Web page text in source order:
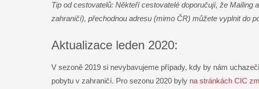
Tip od cestovatelů: Někteří cestovatelé doporučují, že
zahraničí), přechodnou adresu (mimo ČR) můžete vyplnit do
Aktualizace leden 2020:
V sezoně 2019 si nevybavujeme případy, kdy by nám
pobytu v zahraničí. Pro sezonu 2020 byly na stránkách CIC